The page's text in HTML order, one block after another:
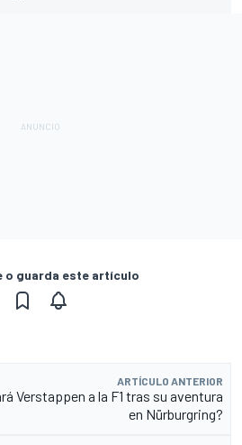
o guarda este artículo
ARTÍCULO ANTERIOR
Verstappen a la F1 tras su aventura
en Nürburgring?